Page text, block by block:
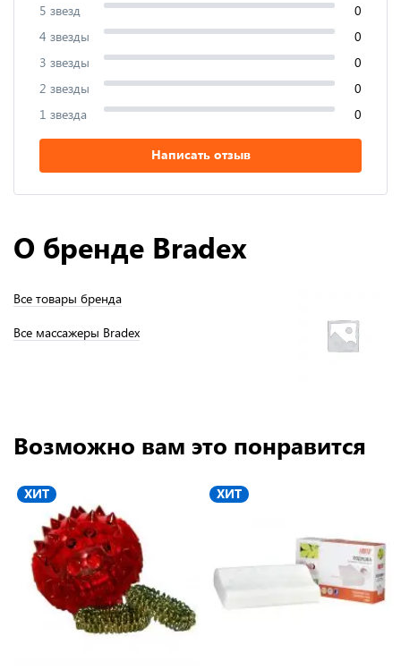
5 звезд
0
4 звезды
0
3 звезды
0
2 звезды
0
1 звезда
0
Написать отзыв
О бренде Bradex
Все товары бренда
Все массажеры Bradex
Возможно вам это понравится
ХИТ ХИТ